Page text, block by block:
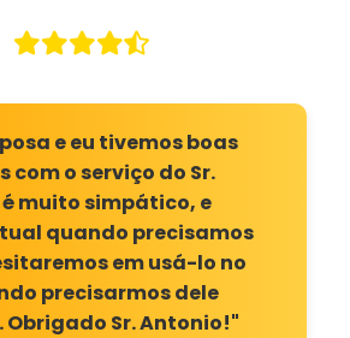
e eu tivemos boas
com o serviço do Sr.
é muito simpático, e
quando precisamos
em usá-lo no
precisarmos dele
Sr. Antonio!"